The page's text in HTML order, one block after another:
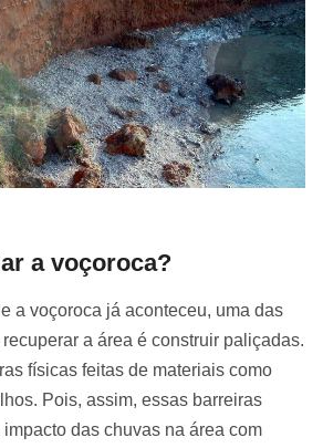
a voçoroca?
a voçoroca já aconteceu, uma das
a área é construir paliçadas.
físicas feitas de materiais como
Pois, assim, essas barreiras
das chuvas na área com